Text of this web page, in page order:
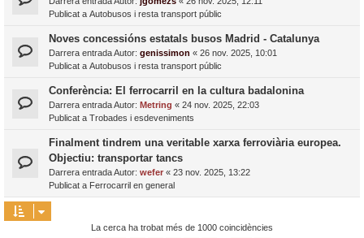
Publicat a Autobusos i resta transport públic
Noves concessións estatals busos Madrid - Catalunya
Darrera entrada Autor: genissimon « 26 nov. 2025, 10:01
Publicat a Autobusos i resta transport públic
Conferència: El ferrocarril en la cultura badalonina
Darrera entrada Autor: Metring « 24 nov. 2025, 22:03
Publicat a Trobades i esdeveniments
Finalment tindrem una veritable xarxa ferroviària europea.
Objectiu: transportar tancs
Darrera entrada Autor: wefer « 23 nov. 2025, 13:22
Publicat a Ferrocarril en general
La cerca ha trobat més de 1000 coincidències